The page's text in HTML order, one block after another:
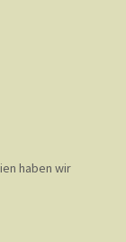
haben wir